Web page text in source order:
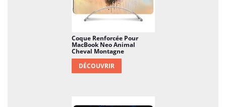
Coque Renforcée Pour
MacBook Neo Animal
Cheval Montagne
DÉCOUVRIR